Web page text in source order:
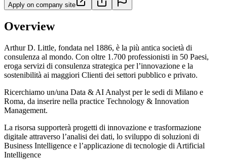
Apply on company site
Overview
Arthur D. Little, fondata nel 1886, è la più antica società di
consulenza al mondo. Con oltre 1.700 professionisti in 50 Paesi,
eroga servizi di consulenza strategica per l’innovazione e la
sostenibilità ai maggiori Clienti dei settori pubblico e privato.
Ricerchiamo un/una Data & AI Analyst per le sedi di Milano e
Roma, da inserire nella practice Technology & Innovation
Management.
La risorsa supporterà progetti di innovazione e trasformazione
digitale attraverso l’analisi dei dati, lo sviluppo di soluzioni di
Business Intelligence e l’applicazione di tecnologie di Artificial
Intelligence